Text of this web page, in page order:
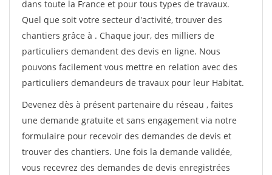
dans toute la France et pour tous types de travaux.
Quel que soit votre secteur d'activité, trouver des
chantiers grâce à . Chaque jour, des milliers de
particuliers demandent des devis en ligne. Nous
pouvons facilement vous mettre en relation avec des
particuliers demandeurs de travaux pour leur Habitat.
Devenez dès à présent partenaire du réseau , faites
une demande gratuite et sans engagement via notre
formulaire pour recevoir des demandes de devis et
trouver des chantiers. Une fois la demande validée,
vous recevrez des demandes de devis enregistrées